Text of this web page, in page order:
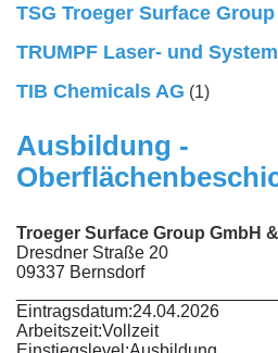
TSG Troeger Surface Group
TRUMPF Laser- und
TIB Chemicals AG (1)
Ausbildung -
Troeger Surface Group GmbH
Dresdner Straße 20
09337 Bernsdorf
Eintragsdatum:24.04.2026
Arbeitszeit:Vollzeit